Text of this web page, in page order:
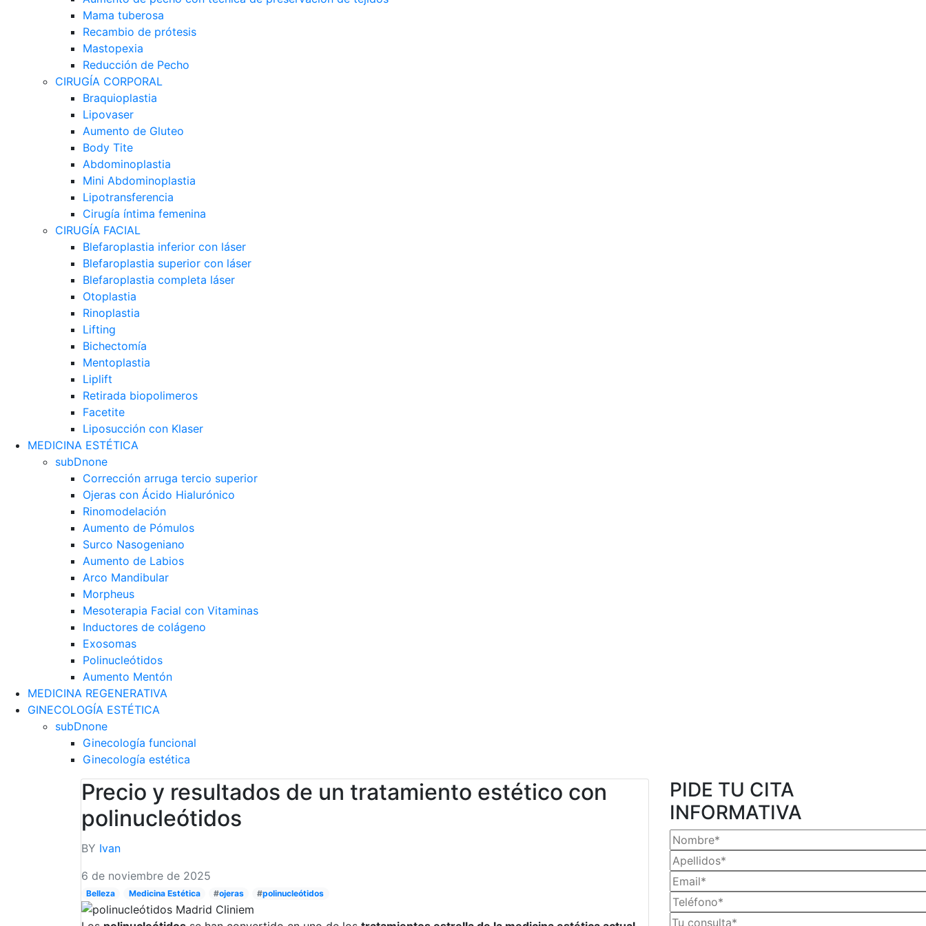
Mama tuberosa
Recambio de prótesis
Mastopexia
Reducción de Pecho
CIRUGÍA CORPORAL
Braquioplastia
Lipovaser
Aumento de Gluteo
Body Tite
Abdominoplastia
Mini Abdominoplastia
Lipotransferencia
Cirugía íntima femenina
CIRUGÍA FACIAL
Blefaroplastia inferior con láser
Blefaroplastia superior con láser
Blefaroplastia completa láser
Otoplastia
Rinoplastia
Lifting
Bichectomía
Mentoplastia
Liplift
Retirada biopolimeros
Facetite
Liposucción con Klaser
MEDICINA ESTÉTICA
subDnone
Corrección arruga tercio superior
Ojeras con Ácido Hialurónico
Rinomodelación
Aumento de Pómulos
Surco Nasogeniano
Aumento de Labios
Arco Mandibular
Morpheus
Mesoterapia Facial con Vitaminas
Inductores de colágeno
Exosomas
Polinucleótidos
Aumento Mentón
MEDICINA REGENERATIVA
GINECOLOGÍA ESTÉTICA
subDnone
Ginecología funcional
Ginecología estética
Precio y resultados de un tratamiento estético con
polinucleótidos
BY Ivan
6 de noviembre de 2025
Belleza Medicina Estética #ojeras #polinucleótidos
PIDE TU CITA
INFORMATIVA